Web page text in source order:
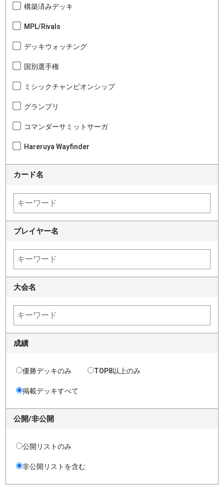
構築済みデッキ
MPL/Rivals
デッキウォッチング
国別選手権
ミシックチャンピオンシップ
グランプリ
コマンダーサミットサーガ
Hareruya Wayfinder
カード名
プレイヤー名
大会名
成績
優勝デッキのみ TOP8以上のみ
掲載デッキすべて
公開/非公開
公開リストのみ
非公開リストを含む